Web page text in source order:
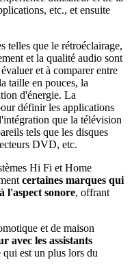
etc., et ensuite
telles que le rétroéclairage,
et la qualité audio sont
et à comparer entre
taille en pouces, la
d'énergie. La
définir les applications
que la télévision
tels que les disques
DVD, etc.
Hi Fi et Home
certaines marques qui
l'aspect sonore, offrant
et de maison
avec les assistants
qui est un plus lors du